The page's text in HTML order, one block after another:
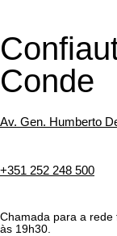
Conde
Av. Gen. Humberto
+351 252 248 500
Chamada para a rede
às 19h30.